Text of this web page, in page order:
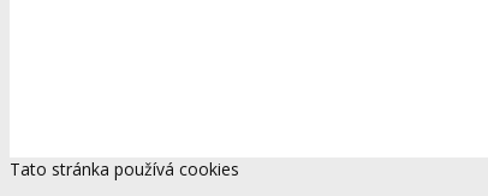
Tato stránka používá cookies